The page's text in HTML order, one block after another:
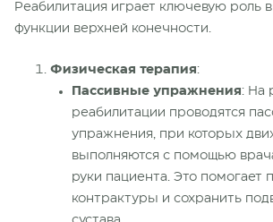
Реабилитация играет ключевую роль
функции верхней конечности.
Физическая терапия:
Пассивные упражнения: На
реабилитации проводятся
упражнения, при которых
выполняются с помощью
руки пациента. Это помогает
контрактуры и сохранить